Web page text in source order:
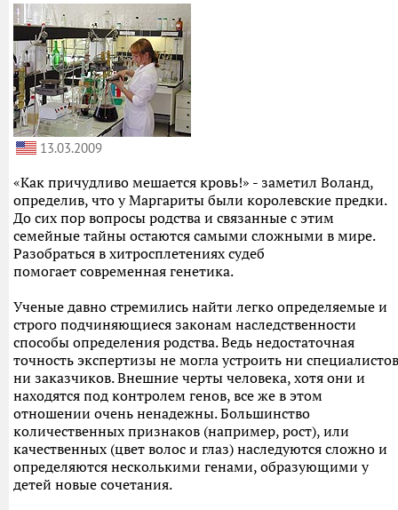
13.03.2009
«Как причудливо мешается кровь!» - заметил Воланд,
определив, что у Маргариты были королевские предки.
До сих пор вопросы родства и связанные с этим
семейные тайны остаются самыми сложными в мире.
Разобраться в хитросплетениях судеб
помогает современная генетика.
Ученые давно стремились найти легко определяемые и
строго подчиняющиеся законам наследственности
способы определения родства. Ведь недостаточная
точность экспертизы не могла устроить ни
ни заказчиков. Внешние черты человека, хотя они и
находятся под контролем генов, все же в этом
отношении очень ненадежны. Большинство
количественных признаков (например, рост), или
качественных (цвет волос и глаз) наследуются сложно и
определяются несколькими генами, образующими у
детей новые сочетания.